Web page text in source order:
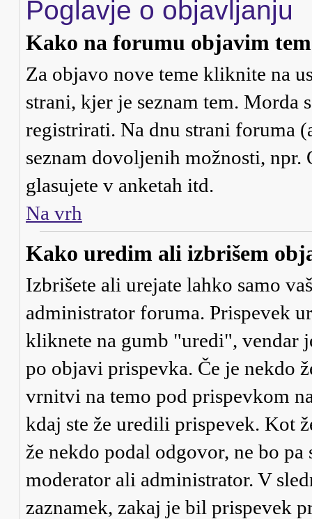
Poglavje o objavljanju
Kako na forumu objavim
Za objavo nove teme kliknite na
strani, kjer je seznam tem. Morda
registrirati. Na dnu strani foruma
seznam dovoljenih možnosti,
glasujete v anketah itd.
Na vrh
Kako uredim ali izbrišem
Izbrišete ali urejate lahko samo
administrator foruma. Prispevek
kliknete na gumb "uredi", vendar
po objavi prispevka. Če je nekdo
vrnitvi na temo pod prispevkom
kdaj ste že uredili prispevek. Kot
že nekdo podal odgovor, ne bo
moderator ali administrator. V
zaznamek, zakaj je bil prispevek